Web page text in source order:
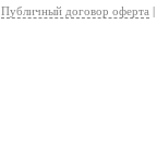
Публичный договор оферта